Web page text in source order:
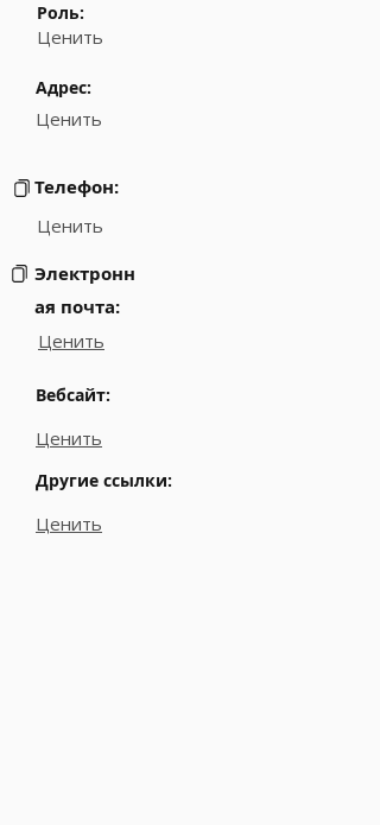
Роль:
Ценить
Адрес:
Ценить
Телефон:
Ценить
Электронн
ая почта:
Ценить
Вебсайт:
Ценить
Другие ссылки:
Ценить